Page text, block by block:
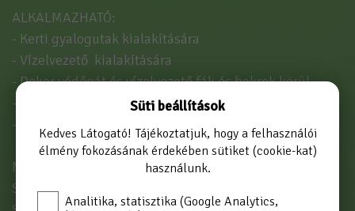
ALKALMAZHATÓ:
- Kerti gyalogutak kialakítására
- Vízelvezető kialakítására
- Dekor védőgát és vízelvezető fák és bokrok körül
- Optikai térválasztásra
- Virágágyás kialakítására
Mérete 100 cm
Szegély magassága 6 cm
Süti beállítások
Kedves Látogató! Tájékoztatjuk, hogy a felhasználói
élmény fokozásának érdekében sütiket (cookie-kat)
használunk.
Analitika, statisztika (Google Analytics,